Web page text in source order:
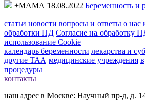
+МАМА 18.08.2022 Беременность и
статьи новости вопросы и ответы о нас
обработки ПД Согласие на обработку
использование Cookie
календарь беременности лекарства и
другие ТАА медицинские учреждения
процедуры
контакты
наш адрес в Москве: Научный пр-д, д.